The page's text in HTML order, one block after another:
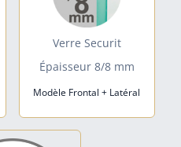
Verre Securit
Épaisseur 8/8 mm
Modèle Frontal + Latéral